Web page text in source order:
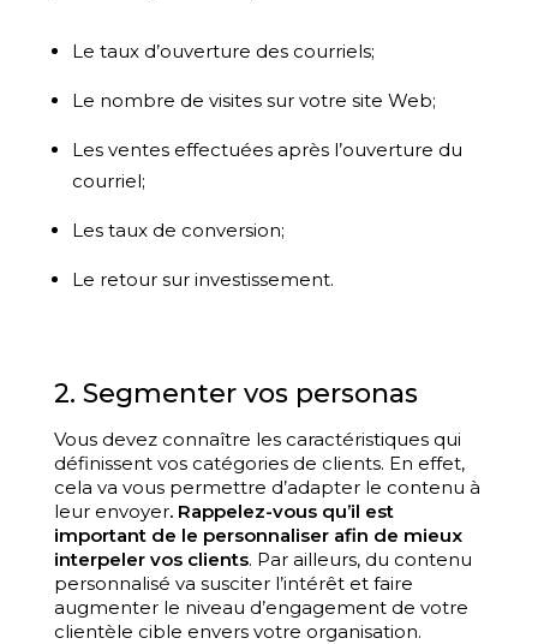
Le taux d’ouverture des courriels;
Le nombre de visites sur votre site Web;
Les ventes effectuées après l’ouverture du
courriel;
Les taux de conversion;
Le retour sur investissement.
2. Segmenter vos personas
Vous devez connaître les caractéristiques qui
définissent vos catégories de clients. En effet,
cela va vous permettre d’adapter le contenu à
leur envoyer. Rappelez-vous qu’il est
important de le personnaliser afin de mieux
interpeler vos clients. Par ailleurs, du contenu
personnalisé va susciter l’intérêt et faire
augmenter le niveau d’engagement de votre
clientèle cible envers votre organisation.